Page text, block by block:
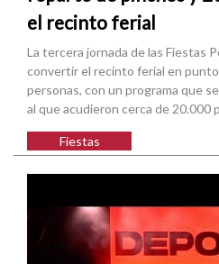
el recinto ferial
La tercera jornada de las Fiestas
convertir el recinto ferial en
personas, con un programa que
al que acudieron cerca de 20.000
Fiestas